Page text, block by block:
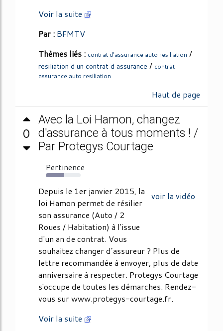
Voir la suite
Par : BFMTV
Thèmes liés : contrat d'assurance auto resiliation /
resiliation d un contrat d assurance / contrat
assurance auto resiliation
Haut de page
0
Avec la Loi Hamon, changez
d'assurance à tous moments ! /
Par Protegys Courtage
Pertinence
53%
voir la vidéo
Depuis le 1er janvier 2015, la
loi Hamon permet de résilier
son assurance (Auto / 2
Roues / Habitation) à l'issue
d'un an de contrat. Vous
souhaitez changer d’assureur ? Plus de
lettre recommandée à envoyer, plus de date
anniversaire à respecter. Protegys Courtage
s'occupe de toutes les démarches. Rendez-
vous sur www.protegys-courtage.fr.
Voir la suite